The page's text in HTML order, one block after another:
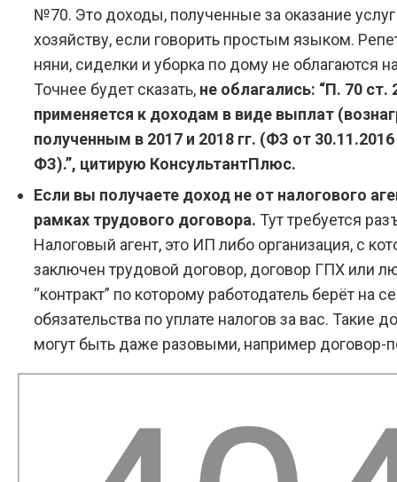
№70. Это доходы, полученные за оказание
хозяйству, если говорить простым языком.
няни, сиделки и уборка по дому не облагаются
Точнее будет сказать, не облагались: “П. 70 ст.
применяется к доходам в виде выплат
полученным в 2017 и 2018 гг. (ФЗ от
ФЗ).”, цитирую КонсультантПлюс.
Если вы получаете доход не от налогового
рамках трудового договора. Тут требуется
Налоговый агент, это ИП либо организация, с
заключен трудовой договор, договор ГПХ или
“контракт” по которому работодатель берёт на
обязательства по уплате налогов за вас. Такие
могут быть даже разовыми, например договор-